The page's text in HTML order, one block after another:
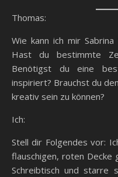
Thomas:
Wie kann ich mir
Hast du bestimmte
Benötigst du eine
inspiriert? Brauchst du
kreativ sein zu können?
Ich:
Stell dir Folgendes vor:
flauschigen, roten Decke
Schreibtisch und starre